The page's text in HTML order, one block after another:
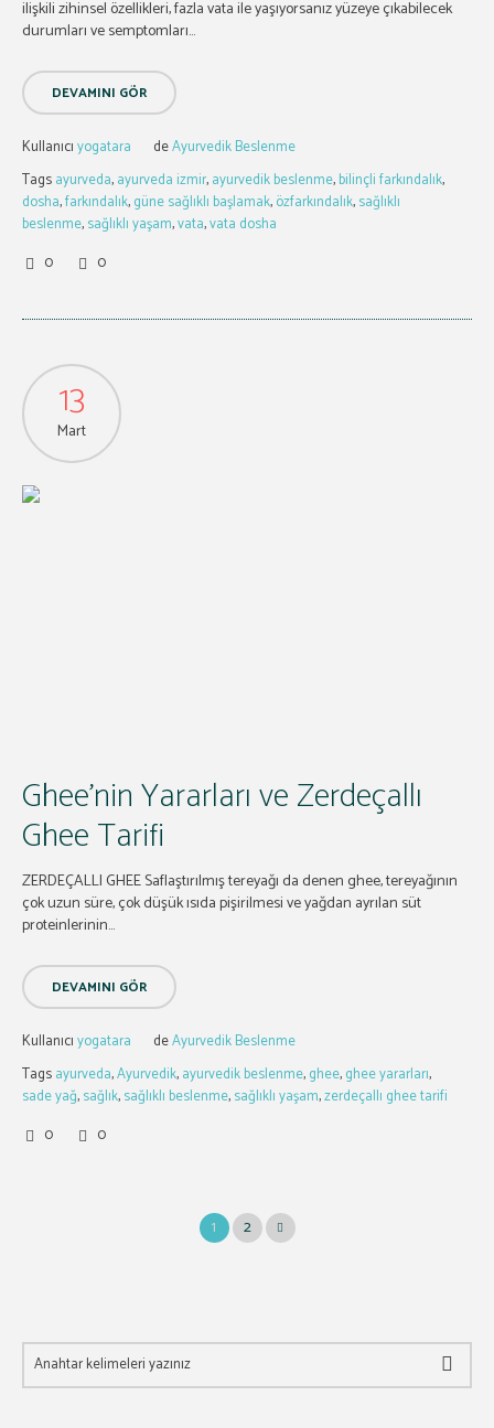
ilişkili zihinsel özellikleri, fazla vata ile yaşıyorsanız yüzeye çıkabilecek
durumları ve semptomları...
DEVAMINI GÖR
Kullanıcıyogatara deAyurvedik Beslenme
Tagsayurveda,ayurveda izmir,ayurvedik beslenme,bilinçli farkındalık,
dosha,farkındalık,güne sağlıklı başlamak,özfarkındalık,sağlıklı
beslenme,sağlıklı yaşam,vata,vata dosha
0
0
13
Mart
Ghee’nin Yararları ve Zerdeçallı
Ghee Tarifi
ZERDEÇALLI GHEE Saflaştırılmış tereyağı da denen ghee, tereyağının
çok uzun süre, çok düşük ısıda pişirilmesi ve yağdan ayrılan süt
proteinlerinin...
DEVAMINI GÖR
Kullanıcıyogatara deAyurvedik Beslenme
Tagsayurveda,Ayurvedik,ayurvedik beslenme,ghee,ghee yararları,
sade yağ,sağlık,sağlıklı beslenme,sağlıklı yaşam,zerdeçallı ghee tarifi
0
0
1 2